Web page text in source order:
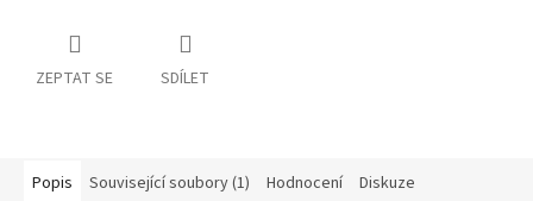
ZEPTAT SE SDÍLET
Popis Související soubory (1) Hodnocení Diskuze